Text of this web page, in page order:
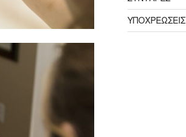
ΥΠΟΧΡΕΩΣΕΙΣ